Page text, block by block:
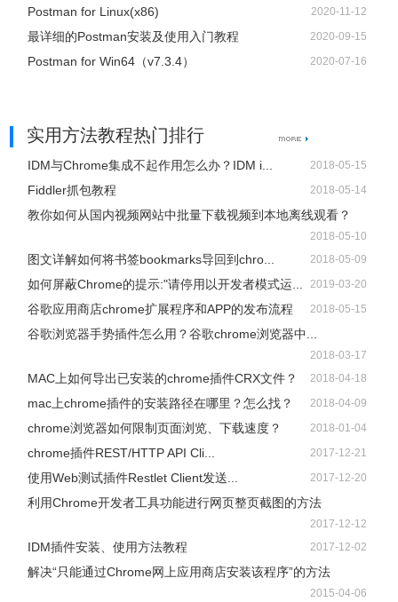
Postman for Linux(x86) 2020-11-12
最详细的Postman安装及使用入门教程 2020-09-15
Postman for Win64（v7.3.4） 2020-07-16
实用方法教程热门排行
IDM与Chrome集成不起作用怎么办？IDM i... 2018-05-15
Fiddler抓包教程 2018-05-14
教你如何从国内视频网站中批量下载视频到本地离线观看？
2018-05-10
图文详解如何将书签bookmarks导回到chro... 2018-05-09
如何屏蔽Chrome的提示:"请停用以开发者模式运... 2019-03-20
谷歌应用商店chrome扩展程序和APP的发布流程 2018-05-15
谷歌浏览器手势插件怎么用？谷歌chrome浏览器中...
2018-03-17
MAC上如何导出已安装的chrome插件CRX文件？ 2018-04-18
mac上chrome插件的安装路径在哪里？怎么找？ 2018-04-09
chrome浏览器如何限制页面浏览、下载速度？ 2018-01-04
chrome插件REST/HTTP API Cli... 2017-12-21
使用Web测试插件Restlet Client发送... 2017-12-20
利用Chrome开发者工具功能进行网页整页截图的方法
2017-12-12
IDM插件安装、使用方法教程 2017-12-02
解决“只能通过Chrome网上应用商店安装该程序”的方法
2015-04-06